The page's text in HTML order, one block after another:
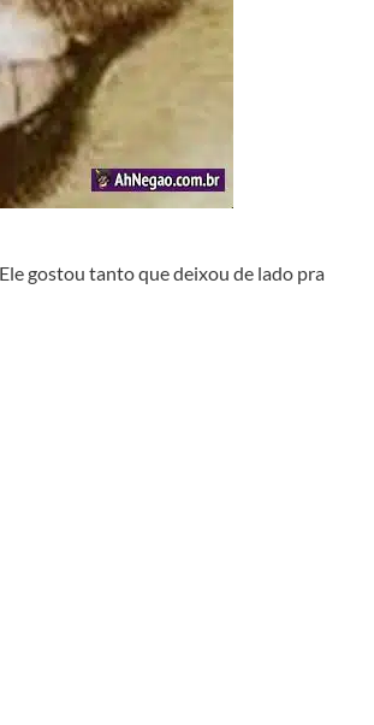
gostou tanto que deixou de lado pra